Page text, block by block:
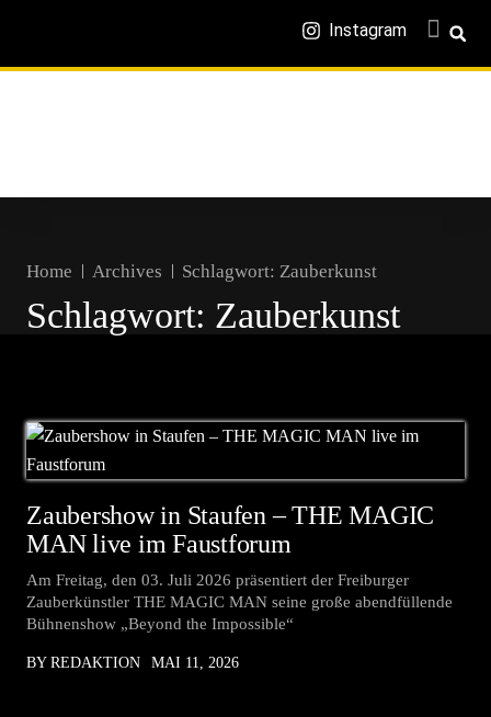
Instagram
Home Archives Schlagwort: Zauberkunst
Schlagwort: Zauberkunst
Zaubershow in Staufen – THE MAGIC
MAN live im Faustforum
Am Freitag, den 03. Juli 2026 präsentiert der Freiburger
Zauberkünstler THE MAGIC MAN seine große abendfüllende
Bühnenshow „Beyond the Impossible“
BY REDAKTION MAI 11, 2026